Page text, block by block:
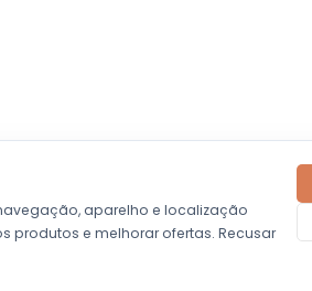
aparelho e localização
produtos e melhorar ofertas. Recusar